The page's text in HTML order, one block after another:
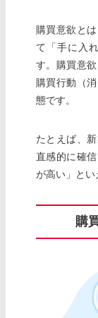
購買意欲と
て「手に入
す。購買意
購買行動（
態です。
たとえば、
直感的に確
が高い」とい
購